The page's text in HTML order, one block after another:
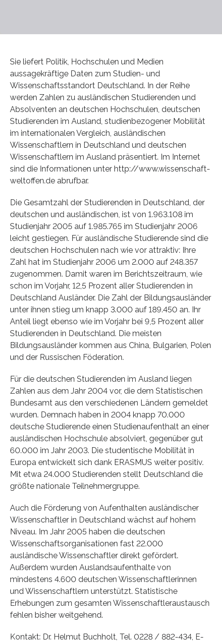
Sie liefert Politik, Hochschulen und Medien
aussagekräftige Daten zum Studien- und
Wissenschaftsstandort Deutschland. In der Reihe
werden Zahlen zu ausländischen Studierenden und
Absolventen an deutschen Hochschulen, deutschen
Studierenden im Ausland, studienbezogener Mobilität
im internationalen Vergleich, ausländischen
Wissenschaftlern in Deutschland und deutschen
Wissenschaftlern im Ausland präsentiert. Im Internet
sind die Informationen unter http://www.wissenschaft-
weltoffen.de abrufbar.
Die Gesamtzahl der Studierenden in Deutschland, der
deutschen und ausländischen, ist von 1.963.108 im
Studienjahr 2005 auf 1.985.765 im Studienjahr 2006
leicht gestiegen. Für ausländische Studierende sind die
deutschen Hochschulen nach wie vor attraktiv: Ihre
Zahl hat im Studienjahr 2006 um 2.000 auf 248.357
zugenommen. Damit waren im Berichtszeitraum, wie
schon im Vorjahr, 12,5 Prozent aller Studierenden in
Deutschland Ausländer. Die Zahl der Bildungsausländer
unter ihnen stieg um knapp 3.000 auf 189.450 an. Ihr
Anteil liegt ebenso wie im Vorjahr bei 9,5 Prozent aller
Studierenden in Deutschland. Die meisten
Bildungsausländer kommen aus China, Bulgarien, Polen
und der Russischen Föderation.
Für die deutschen Studierenden im Ausland liegen
Zahlen aus dem Jahr 2004 vor, die dem Statistischen
Bundesamt aus den verschiedenen Ländern gemeldet
wurden. Demnach haben in 2004 knapp 70.000
deutsche Studierende einen Studienaufenthalt an einer
ausländischen Hochschule absolviert, gegenüber gut
60.000 im Jahr 2003. Die studentische Mobilität in
Europa entwickelt sich dank ERASMUS weiter positiv.
Mit etwa 24.000 Studierenden stellt Deutschland die
größte nationale Teilnehmergruppe.
Auch die Förderung von Aufenthalten ausländischer
Wissenschaftler in Deutschland wächst auf hohem
Niveau. Im Jahr 2005 haben die deutschen
Wissenschaftsorganisationen fast 22.000
ausländische Wissenschaftler direkt gefördert.
Außerdem wurden Auslandsaufenthalte von
mindestens 4.600 deutschen Wissenschaftlerinnen
und Wissenschaftlern unterstützt. Statistische
Erhebungen zum gesamten Wissenschaftleraustausch
fehlen bisher weitgehend.
Kontakt: Dr. Helmut Buchholt, Tel. 0228 / 882-434, E-